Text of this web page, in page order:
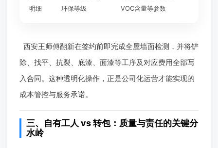
明细
环保等级
VOC含量等参数
西安王师傅翻新在签约前即完成全屋墙面检测，并将铲
除、找平、抗裂、底漆、面漆等工序及对应费用全部写
入合同。这种透明化操作，正是公司化运营才能实现的
成本管控与服务承诺。
三、自有工人 vs 转包：质量与责任的关键分
水岭